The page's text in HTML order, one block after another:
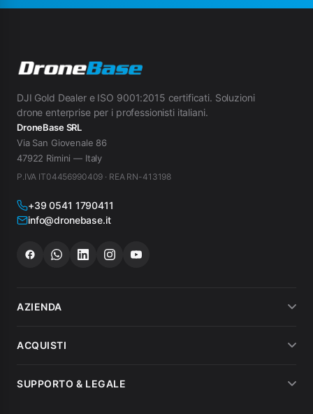
DJI Gold Dealer e ISO 9001:2015 certificati. Soluzioni
drone enterprise per i professionisti italiani.
DroneBase SRL
Via San Giovenale 86
47922 Rimini — Italy
P.IVA IT04456990409 · REA RN-413198
+39 0541 1790411
info@dronebase.it
AZIENDA
Chi siamo
Noleggio
ACQUISTI
Metodi di pagamento
SUPPORTO & LEGALE